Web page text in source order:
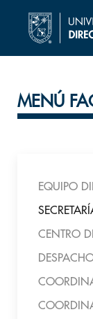
MENÚ
EQUIPO
CENTRO